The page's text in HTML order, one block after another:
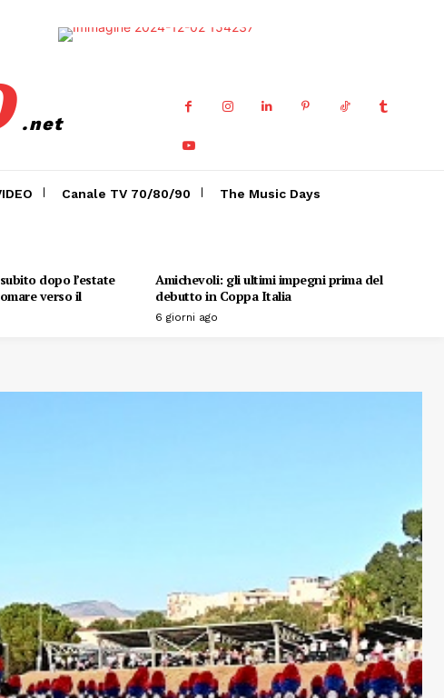
.net
Canale TV 70/80/90 The Music Days
dopo l’estate
verso il
Amichevoli: gli ultimi impegni prima del
debutto in Coppa Italia
6 giorni ago